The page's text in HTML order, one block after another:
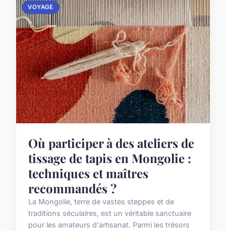
VOYAGE
Où participer à des ateliers de
tissage de tapis en Mongolie :
techniques et maîtres
recommandés ?
La Mongolie, terre de vastes steppes et de
traditions séculaires, est un véritable sanctuaire
pour les amateurs d'artisanat. Parmi les trésors